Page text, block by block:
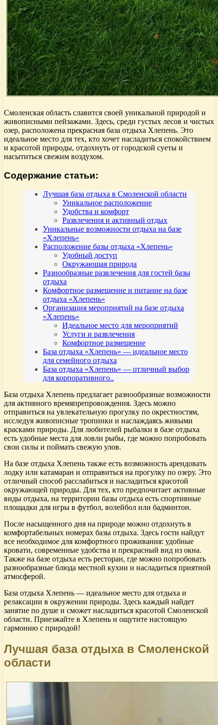
Смоленская область славится своей уникальной природой и
живописными пейзажами. Здесь, среди густых лесов и чистых
озер, расположена прекрасная база отдыха Хлепень. Это
идеальное место для тех, кто хочет насладиться спокойствием
и красотой природы, отдохнуть от городской суеты и
насытиться свежим воздухом.
Содержание статьи:
Лучшая база отдыха в Смоленской области
Уникальное расположение
Удобства и комфорт
Развлечения и активный отдых
Уникальные возможности отдыха на базе
«Хлепень»
Расположение базы отдыха «Хлепень»
Удобный доступ
Окружающая природа
Разнообразные развлечения для гостей базы
отдыха
Комфортное размещение и питание на базе
отдыха «Хлепень»
Организация мероприятий на базе отдыха
«Хлепень»
Идеальное место для мероприятий
Услуги и развлечения
Комфортное размещение
База отдыха «Хлепень» — идеальное место
для семейного отдыха
База отдыха «Хлепень» — отличный выбор
для корпоративного..
База отдыха Хлепень предлагает разнообразные возможности
для активного времяпрепровождения. Здесь можно
отправиться на увлекательную прогулку по окрестностям,
исследуя живописные тропинки и наслаждаясь живыми
красками природы. Для любителей рыбалки в базе отдыха
есть удобные места для ловли рыбы, где можно попробовать
свои силы и поймать свежую улов.
На базе отдыха Хлепень также есть возможность арендовать
лодку или катамаран и отправиться на прогулку по озеру. Это
отличный способ расслабиться и насладиться красотой
окружающей природы. Для тех, кто предпочитает активные
виды отдыха, на территории базы отдыха есть спортивные
площадки для игры в футбол, волейбол или бадминтон.
После насыщенного дня на природе можно отдохнуть в
комфортабельных номерах базы отдыха. Здесь гости найдут
все необходимое для комфортного проживания: удобные
кровати, современные удобства и прекрасный вид из окна.
Также на базе отдыха есть ресторан, где можно попробовать
разнообразные блюда местной кухни и насладиться приятной
атмосферой.
База отдыха Хлепень — идеальное место для отдыха и
релаксации в окружении природы. Здесь каждый найдет
занятие по душе и сможет насладиться красотой Смоленской
области. Приезжайте в Хлепень и ощутите настоящую
гармонию с природой!
Лучшая база отдыха в Смоленской
области